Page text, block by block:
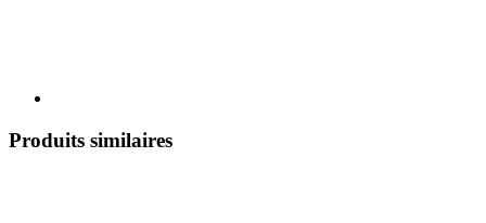
Produits similaires